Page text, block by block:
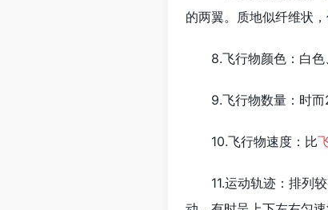
的两翼。质地似纤维状
8.飞行物颜色：白色
9.飞行物数量：时而
10.飞行物速度：比
11.运动轨迹：排列